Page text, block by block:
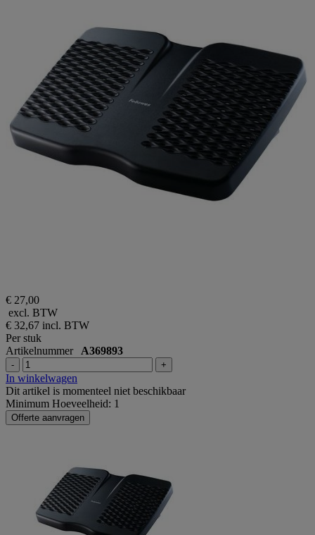
€ 27,00
excl. BTW
€ 32,67 incl. BTW
Per stuk
Artikelnummer A369893
- +
In winkelwagen
Dit artikel is momenteel niet beschikbaar
Minimum Hoeveelheid: 1
Offerte aanvragen